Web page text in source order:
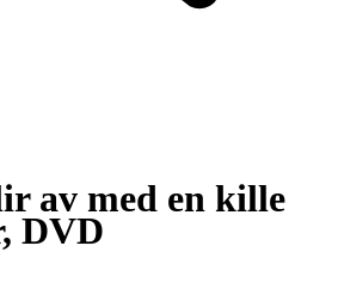
av med en kille
DVD